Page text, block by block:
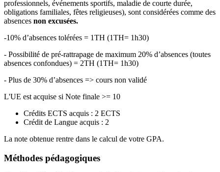
professionnels, événements sportifs, maladie de courte durée,
obligations familiales, fêtes religieuses), sont considérées comme des
absences non excusées.
-10% d’absences tolérées = 1TH (1TH= 1h30)
- Possibilité de pré-rattrapage de maximum 20% d’absences (toutes
absences confondues) = 2TH (1TH= 1h30)
- Plus de 30% d’absences => cours non validé
L'UE est acquise si Note finale >= 10
Crédits ECTS acquis : 2 ECTS
Crédit de Langue acquis : 2
La note obtenue rentre dans le calcul de votre GPA.
Méthodes pédagogiques